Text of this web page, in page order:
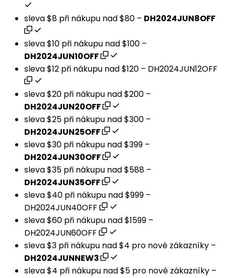
sleva $8 při nákupu nad $80 – DH2024JUN8OFF
sleva $10 při nákupu nad $100 –
DH2024JUN10OFF
sleva $12 při nákupu nad $120 – DH2024JUN12OFF
sleva $20 při nákupu nad $200 –
DH2024JUN20OFF
sleva $25 při nákupu nad $300 –
DH2024JUN25OFF
sleva $30 při nákupu nad $399 –
DH2024JUN30OFF
sleva $35 při nákupu nad $588 –
DH2024JUN35OFF
sleva $40 při nákupu nad $999 –
DH2024JUN40OFF
sleva $60 při nákupu nad $1599 –
DH2024JUN60OFF
sleva $3 při nákupu nad $4 pro nové zákazníky –
DH2024JUNNEW3
sleva $4 při nákupu nad $5 pro nové zákazníky –